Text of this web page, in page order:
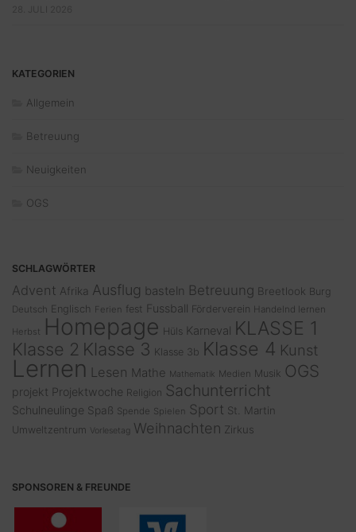
KATEGORIEN
Allgemein
Betreuung
Neuigkeiten
OGS
SCHLAGWÖRTER
Advent Afrika Ausflug basteln Betreuung Breetlook Burg
Deutsch Englisch Ferien fest Fussball Förderverein
Handelnd lernen
Herbst Homepage Hüls Karneval KLASSE 1
Klasse 2 Klasse 3 Klasse 3b Klasse 4 Kunst
Lernen Lesen Mathe Mathematik Medien Musik OGS
projekt Projektwoche Religion Sachunterricht
Schulneulinge Spaß Spende Spielen Sport St. Martin
Umweltzentrum Vorlesetag Weihnachten Zirkus
SPONSOREN & FREUNDE